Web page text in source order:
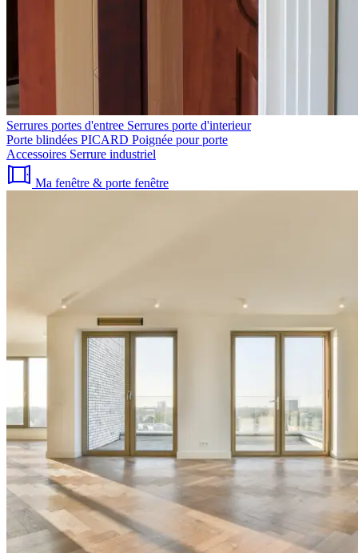
Serrures portes d'entree Serrures porte d'interieur
Porte blindées PICARD Poignée pour porte
Accessoires Serrure industriel
Ma fenêtre & porte fenêtre